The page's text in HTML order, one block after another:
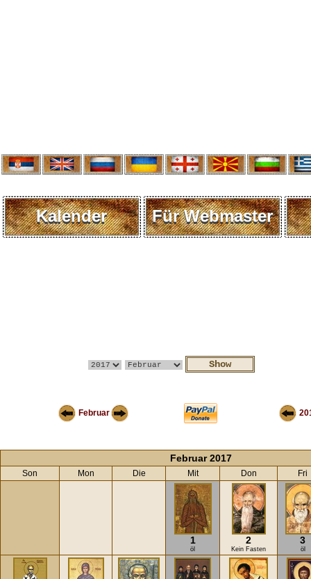
Kalender Für Webmaster
Februar
Februar 2017
Son Mon Die Mit Don Fri
1
öl
2
Kein Fasten
3
öl